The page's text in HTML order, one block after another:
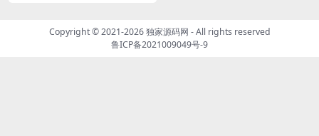
Copyright © 2021-2026独家源码网 - All rights reserved
鲁ICP备2021009049号-9